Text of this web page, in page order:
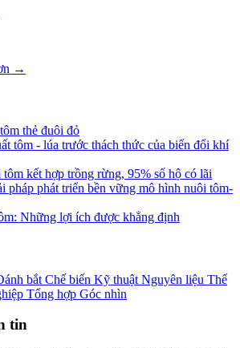
→
thẻ đuôi đỏ
tôm - lúa trước thách thức của biến đổi khí
kết hợp trồng rừng, 95% số hộ có lãi
pháp phát triển bền vững mô hình nuôi tôm-
Những lợi ích được khẳng định
bắt Chế biến Kỹ thuật Nguyên liệu Thế
Tổng hợp Góc nhìn
tin